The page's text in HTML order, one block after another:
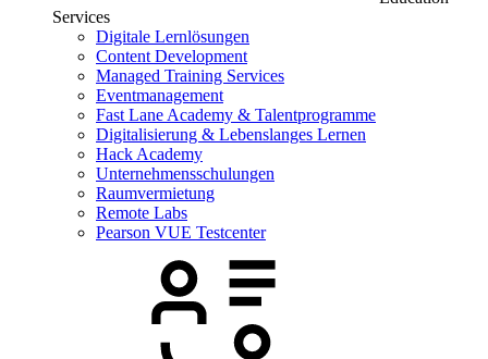
Services
Digitale Lernlösungen
Content Development
Managed Training Services
Eventmanagement
Fast Lane Academy & Talentprogramme
Digitalisierung & Lebenslanges Lernen
Hack Academy
Unternehmensschulungen
Raumvermietung
Remote Labs
Pearson VUE Testcenter